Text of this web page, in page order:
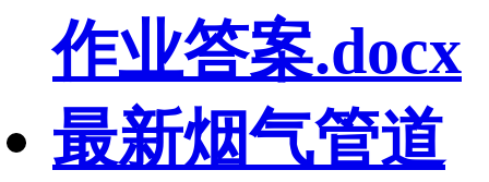
作业答案.docx
最新烟气管道